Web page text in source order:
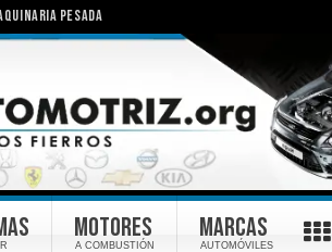
PESADA
MOTORES
A COMBUSTIÓN
MARCAS
AUTOMÓVILES